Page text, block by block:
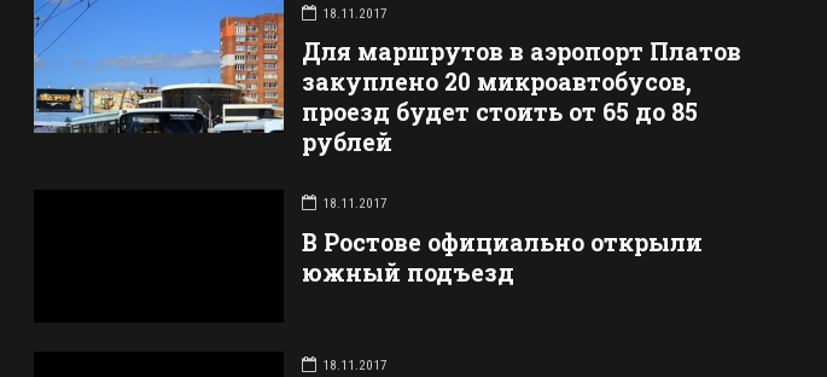
18.11.2017
Для маршрутов в аэропорт Платов
закуплено 20 микроавтобусов,
проезд будет стоить от 65 до 85
рублей
18.11.2017
В Ростове официально открыли
южный подъезд
18.11.2017